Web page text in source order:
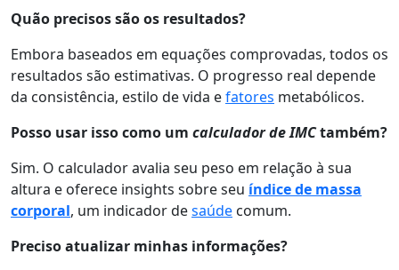
Quão precisos são os resultados?
Embora baseados em equações comprovadas, todos os
resultados são estimativas. O progresso real depende
da consistência, estilo de vida efatores metabólicos.
Posso usar isso como um calculador de IMCtambém?
Sim. O calculador avalia seu peso em relação à sua
altura e oferece insights sobre seu índice de massa
corporal, um indicador desaúde comum.
Preciso atualizar minhas informações?